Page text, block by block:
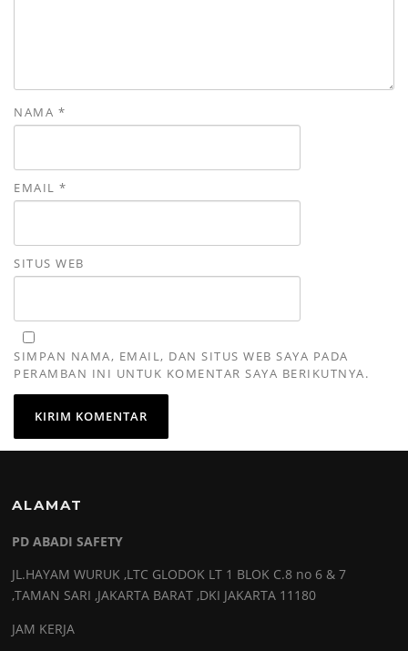
NAMA *
EMAIL *
SITUS WEB
SIMPAN NAMA, EMAIL, DAN SITUS WEB SAYA PADA
PERAMBAN INI UNTUK KOMENTAR SAYA BERIKUTNYA.
ALAMAT
PD ABADI SAFETY
JL.HAYAM WURUK ,LTC GLODOK LT 1 BLOK C.8 no 6 & 7
,TAMAN SARI ,JAKARTA BARAT ,DKI JAKARTA 11180
JAM KERJA